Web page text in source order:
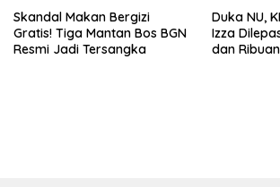
Skandal Makan Bergizi
Gratis! Tiga Mantan Bos BGN
Resmi Jadi Tersangka
Duka NU,
Izza
dan